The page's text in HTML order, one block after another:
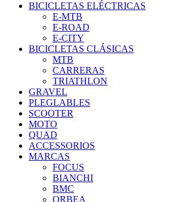
BICICLETAS ELÉCTRICAS
E-MTB
E-ROAD
E-CITY
BICICLETAS CLÁSICAS
MTB
CARRERAS
TRIATHLON
GRAVEL
PLEGLABLES
SCOOTER
MOTO
QUAD
ACCESSORIOS
MARCAS
FOCUS
BIANCHI
BMC
ORBEA